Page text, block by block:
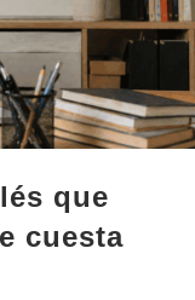
que
cuesta